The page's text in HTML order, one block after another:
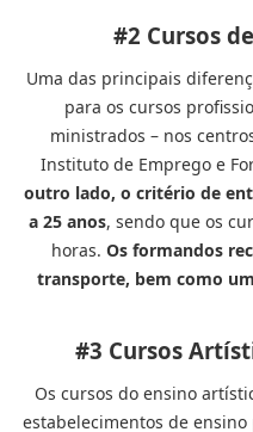
#2 Cursos
Uma das principais
para os cursos
ministrados – nos
Instituto de Emprego e
outro lado, o critério de
a 25 anos, sendo que os
horas. Os formandos
transporte, bem como
#3 Cursos
Os cursos do ensino
estabelecimentos de